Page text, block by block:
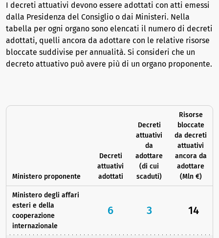
I decreti attuativi devono essere adottati con atti emessi
dalla Presidenza del Consiglio o dai Ministeri. Nella
tabella per ogni organo sono elencati il numero di decreti
adottati, quelli ancora da adottare con le relative risorse
bloccate suddivise per annualità. Si consideri che un
decreto attuativo può avere più di un organo proponente.
Ministero proponente
Decreti
attuativi
adottati
Decreti
attuativi
da
adottare
(di cui
scaduti)
Risorse
bloccate
da decreti
attuativi
ancora da
adottare
(Mln €)
Ministero degli affari
esteri e della
cooperazione
internazionale
6 3 14